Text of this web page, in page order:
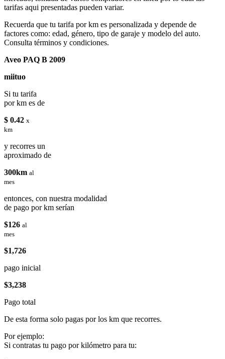
tarifas aqui presentadas pueden variar.
Recuerda que tu tarifa por km es personalizada y depende de
factores como: edad, género, tipo de garaje y modelo del auto.
Consulta términos y condiciones.
Aveo PAQ B 2009
miituo
Si tu tarifa
por km es de
$ 0.42 x
km
y recorres un
aproximado de
300km al
mes
entonces, con nuestra modalidad
de pago por km serían
$126 al
mes
$1,726
pago inicial
$3,238
Pago total
De esta forma solo pagas por los km que recorres.
Por ejemplo:
Si contratas tu pago por kilómetro para tu: